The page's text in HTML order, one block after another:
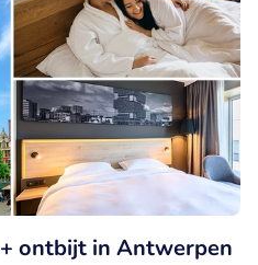
ontbijt in Antwerpen